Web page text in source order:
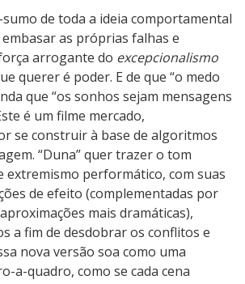
de toda a ideia comportamental
as próprias falhas e
arrogante do excepcionalismo
querer é poder. E de que “o medo
que “os sonhos sejam mensagens
é um filme mercado,
se construir à base de algoritmos
“Duna” quer trazer o tom
extremismo performático, com suas
de efeito (complementadas por
mais dramáticas),
a fim de desdobrar os conflitos e
nova versão soa como uma
a-quadro, como se cada cena